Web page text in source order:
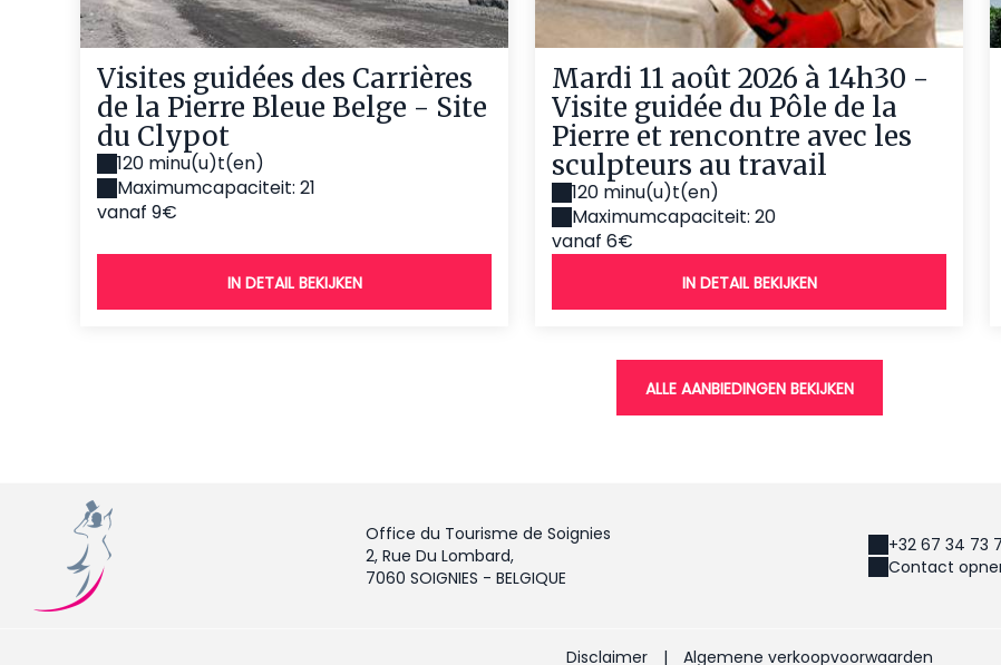
Visites guidées des Carrières
de la Pierre Bleue Belge - Site
du Clypot
120 minu(u)t(en)
Maximumcapaciteit: 21
vanaf 9€
IN DETAIL BEKIJKEN
Mardi 11 août 2026 à 14h30 -
Visite guidée du Pôle de la
Pierre et rencontre avec les
sculpteurs au travail
120 minu(u)t(en)
Maximumcapaciteit: 20
vanaf 6€
IN DETAIL BEKIJKEN
ALLE AANBIEDINGEN BEKIJKEN
Office du Tourisme de Soignies
2, Rue Du Lombard,
7060 SOIGNIES - BELGIQUE
+32 67 34 73
Contact
Disclaimer | Algemene verkoopvoorwaarden